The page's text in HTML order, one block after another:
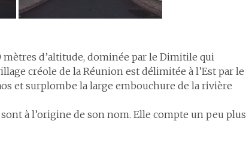
d’altitude, dominée par le Dimitile qui
créole de la Réunion est délimitée à l’Est par le
et surplombe la large embouchure de la rivière
à l’origine de son nom. Elle compte un peu plus